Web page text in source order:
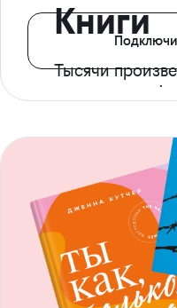
Книги
Тысячи
с доступом